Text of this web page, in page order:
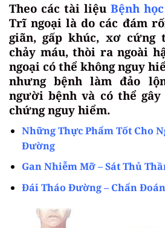
Theo các tài liệu Bệnh
Trĩ ngoại là do các đám
giãn, gấp khúc, xơ cứng
chảy máu, thòi ra ngoài
ngoại có thể không nguy
nhưng bệnh làm đảo
người bệnh và có thể
chứng nguy hiểm.
Những Thực Phẩm Tốt Cho
Đường
Gan Nhiễm Mỡ – Sát Thủ
Đái Tháo Đường – Chẩn